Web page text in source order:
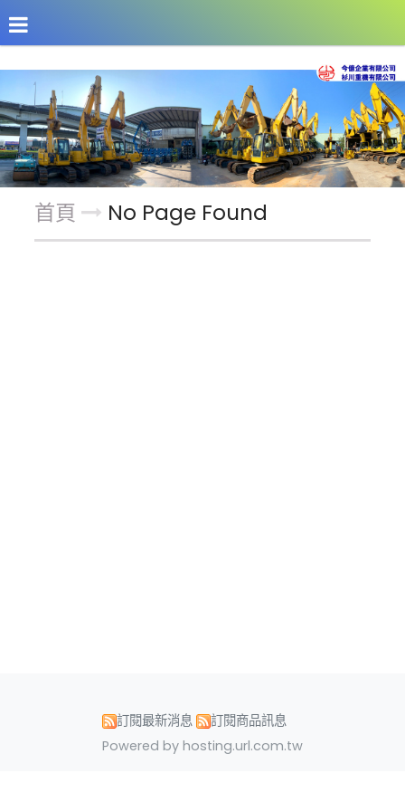
公司介紹 最新消息 改裝機具
首頁 No Page Found
訂閱最新消息
訂閱商品訊息
Powered by hosting.url.com.tw